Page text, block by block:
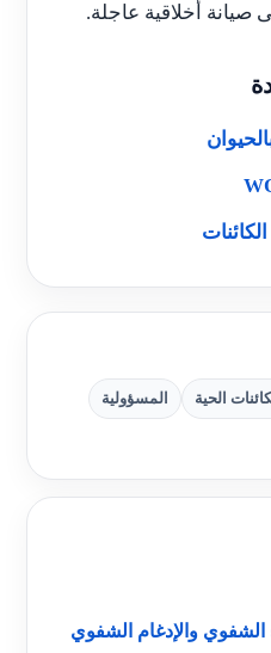
صيانة أخلاقية عاجلة.
الحية المسؤولية
الشفوي والإدغام الشفوي